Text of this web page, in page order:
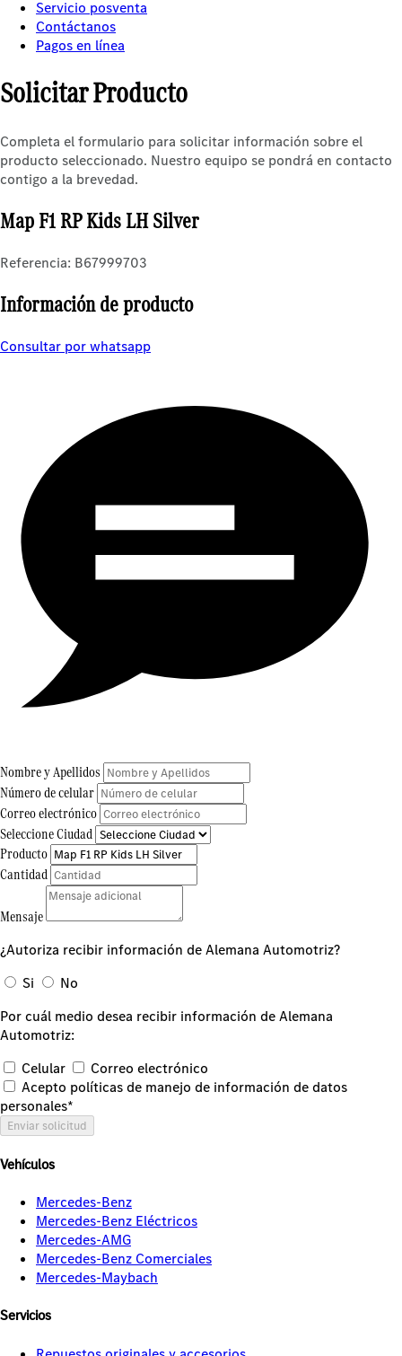
Servicio posventa
Contáctanos
Pagos en línea
Solicitar Producto
Completa el formulario para solicitar información sobre el
producto seleccionado. Nuestro equipo se pondrá en contacto
contigo a la brevedad.
Map F1 RP Kids LH Silver
Referencia: B67999703
Información de producto
Consultar por whatsapp
Nombre y Apellidos
Número de celular
Correo electrónico
Seleccione Ciudad
Producto
Cantidad
Mensaje
¿Autoriza recibir información de Alemana Automotriz?
Si
No
Por cuál medio desea recibir información de Alemana
Automotriz:
Celular
Correo electrónico
Acepto políticas de manejo de información de datos
personales*
Enviar solicitud
Vehículos
Mercedes-Benz
Mercedes-Benz Eléctricos
Mercedes-AMG
Mercedes-Benz Comerciales
Mercedes-Maybach
Servicios